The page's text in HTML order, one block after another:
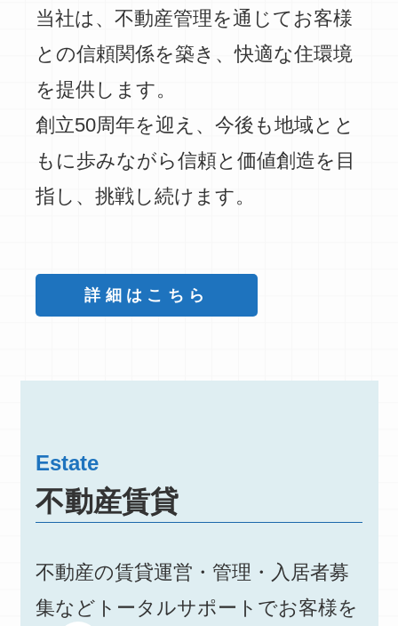
当社は、不動産管理を通じてお客様
との信頼関係を築き、快適な住環境
を提供します。
創立50周年を迎え、今後も地域とと
もに歩みながら信頼と価値創造を目
指し、挑戦し続けます。
詳細はこちら
Estate
不動産賃貸
不動産の賃貸運営・管理・入居者募
集などトータルサポートでお客様を